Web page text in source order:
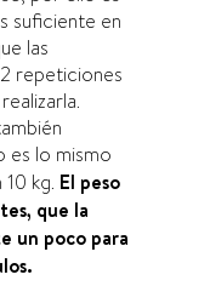
suficiente en
las
repeticiones
es lo mismo
kg. El peso
que la
un poco para